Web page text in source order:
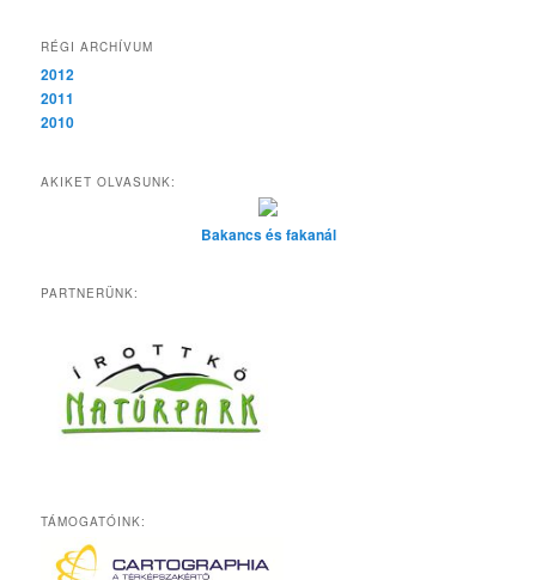
RÉGI ARCHÍVUM
2012
2011
2010
AKIKET OLVASUNK:
Bakancs és fakanál
PARTNERÜNK:
TÁMOGATÓINK: